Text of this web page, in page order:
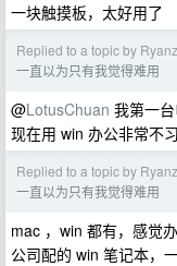
一块触摸板，太好用了
Replied to a topic by
一直以为只有我觉得难用
@LotusChuan 我第一
现在用 win 办公非常不
Replied to a topic by
一直以为只有我觉得难用
mac ，win 都有，感觉
公司配的 win 笔记本，